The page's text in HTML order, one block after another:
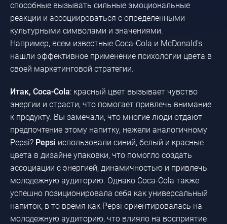
способные вызывать сильные эмоциональные
реакции и ассоциироваться с определенными
культурными символами и значениями.
Например, всем известные Coca-Cola и McDonald's
нашли эффективное применение психологии цвета в
своей маркетинговой стратегии.
Итак, Coca-Cola: красный цвет вызывает чувство
энергии и страсти, что помогает привлечь внимание
к продукту. Вы замечали, что многие люди отдают
предпочтение этому напитку, нежели аналогичному
Pepsi? Pepsi использовали синий, белый и красные
цвета в дизайне упаковки, что помогло создать
ассоциации с энергией, динамичностью и привлечь
молодежную аудиторию. Однако Coca-Cola также
успешно позиционировала себя как универсальный
напиток, в то время как Pepsi ориентировалась на
молодежную аудиторию, что влияло на восприятие